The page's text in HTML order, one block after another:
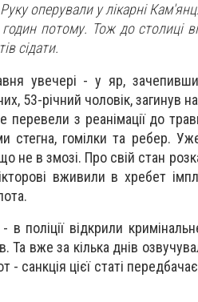
Руку оперували у лікарні
потому. Тож до столиці
сідати.
увечері - у яр,
53-річний чоловік, загинув
з реанімації до
стегна, гомілки та ребер.
не в змозі. Про свій стан
вживили в хребет
в поліції відкрили
Та вже за кілька днів
- санкція цієї статі